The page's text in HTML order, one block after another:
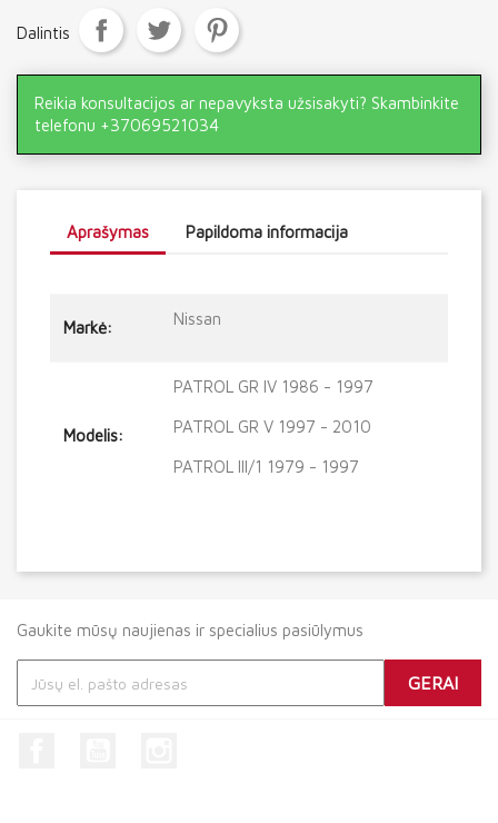
Dalintis
Reikia konsultacijos ar nepavyksta užsisakyti? Skambinkite
telefonu +37069521034
Aprašymas Papildoma informacija
Markė: Nissan
Modelis:
PATROL GR IV 1986 - 1997
PATROL GR V 1997 - 2010
PATROL III/1 1979 - 1997
Gaukite mūsų naujienas ir specialius pasiūlymus